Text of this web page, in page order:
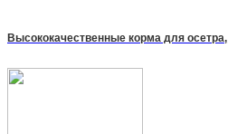
Высококачественные корма для